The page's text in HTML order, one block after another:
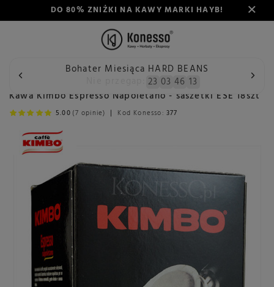
DO 80% ZNIŻKI NA KAWY MARKI HAYB!
Bohater Miesiąca HARD BEANS
23 03 46 12
Wstecz Konesso Kawa Rodzaj Kawa w saszetkach
Kawa Kimbo Espresso Napoletano - saszetki ESE 18szt
5.00 (7 opinie) Kod Konesso: 377